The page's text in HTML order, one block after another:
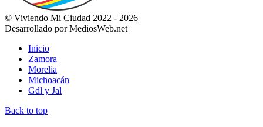
© Viviendo Mi Ciudad 2022 - 2026
Desarrollado por MediosWeb.net
Inicio
Zamora
Morelia
Michoacán
Gdl y Jal
Back to top